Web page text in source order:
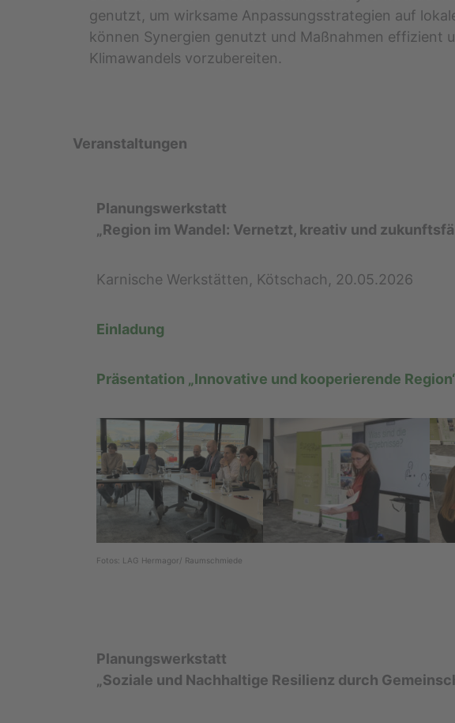
genutzt, um wirksame Anpassungsstrategien auf
können Synergien genutzt und Maßnahmen effizient
Klimawandels vorzubereiten.
Veranstaltungen
Planungswerkstatt
„Region im Wandel: Vernetzt, kreativ und
Karnische Werkstätten, Kötschach, 20.05.2026
Einladung
Präsentation „Innovative und kooperierende
Fotos: LAG Hermagor/ Raumschmiede
Planungswerkstatt
„Soziale und Nachhaltige Resilienz durch